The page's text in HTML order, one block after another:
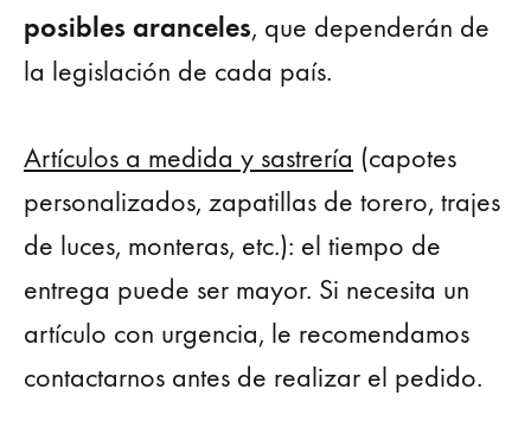
posibles aranceles, que dependerán de
la legislación de cada país.
Artículos a medida y sastrería (capotes
personalizados, zapatillas de torero, trajes
de luces, monteras, etc.): el tiempo de
entrega puede ser mayor. Si necesita un
artículo con urgencia, le recomendamos
contactarnos antes de realizar el pedido.